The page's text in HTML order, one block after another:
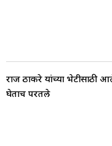
राज ठाकरे यांच्या भेटीसाठी
घेताच परतले